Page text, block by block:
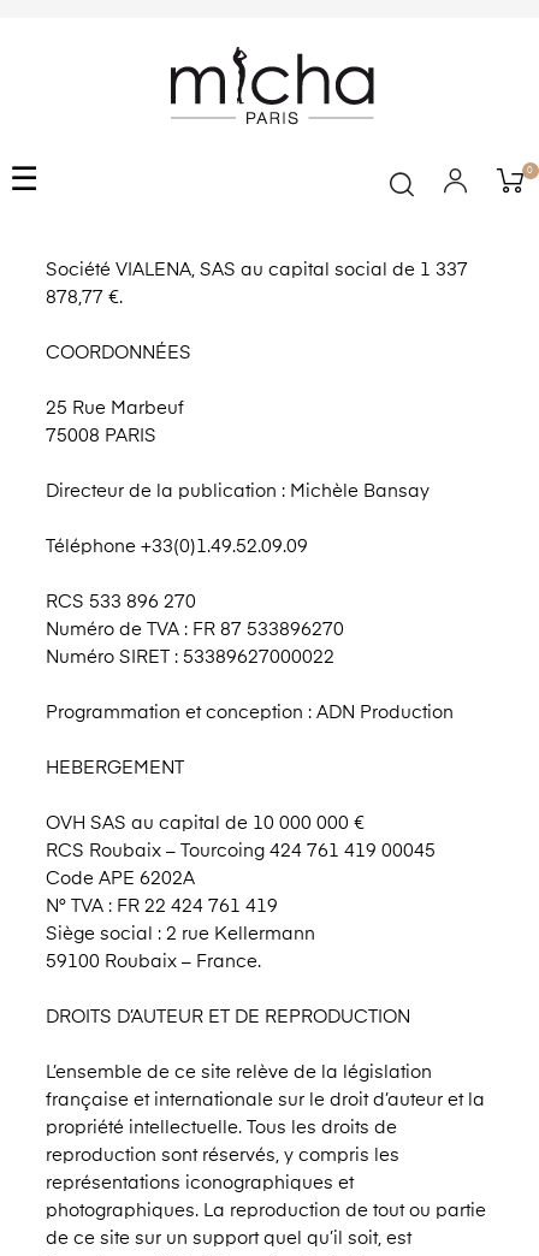
Basculer
☰ 0
Société VIALENA, SAS au capital social de 1 337
878,77 €.
COORDONNÉES
25 Rue Marbeuf
75008 PARIS
Directeur de la publication : Michèle Bansay
Téléphone +33(0)1.49.52.09.09
RCS 533 896 270
Numéro de TVA : FR 87 533896270
Numéro SIRET : 53389627000022
Programmation et conception : ADN Production
HEBERGEMENT
OVH SAS au capital de 10 000 000 €
RCS Roubaix – Tourcoing 424 761 419 00045
Code APE 6202A
N° TVA : FR 22 424 761 419
Siège social : 2 rue Kellermann
59100 Roubaix – France.
DROITS D’AUTEUR ET DE REPRODUCTION
L’ensemble de ce site relève de la législation
française et internationale sur le droit d’auteur et la
propriété intellectuelle. Tous les droits de
reproduction sont réservés, y compris les
représentations iconographiques et
photographiques. La reproduction de tout ou partie
de ce site sur un support quel qu’il soit, est